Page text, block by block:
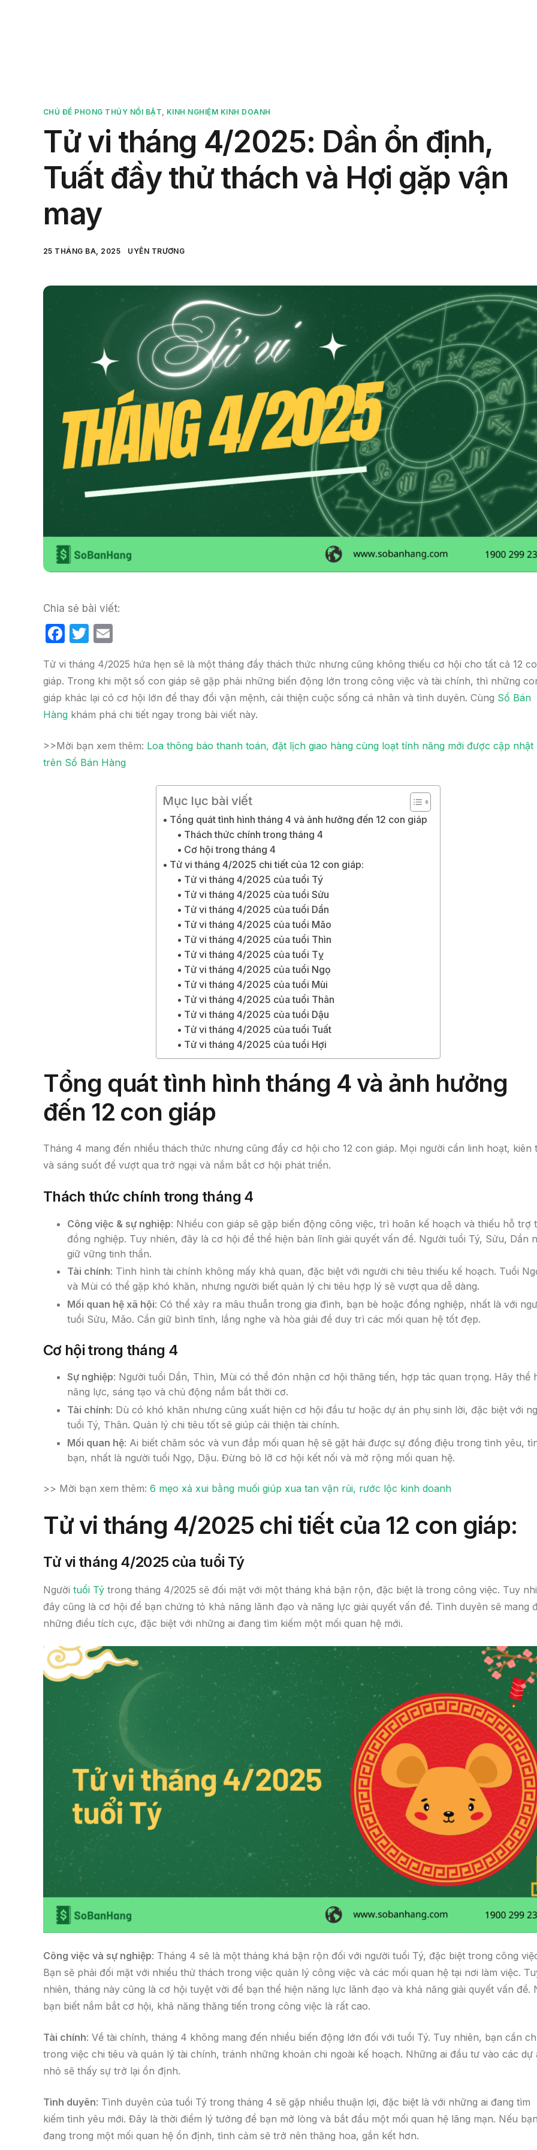
CHỦ ĐỀ PHONG THỦY NỔI BẬT, KINH NGHIỆM KINH DOANH
Tử vi tháng 4/2025: Dần ổn định,
Tuất đầy thử thách và Hợi gặp vận
may
25 THÁNG BA, 2025 UYÊN TRƯƠNG
Chia sẻ bài viết:
F
c
e
b
o
k
T
itt
er
ail
Tử vi tháng 4/2025 hứa hẹn sẽ là một tháng đầy thách thức nhưng cũng không thiếu cơ hội cho tất cả 12
giáp. Trong khi một số con giáp sẽ gặp phải những biến động lớn trong công việc và tài chính, thì những
giáp khác lại có cơ hội lớn để thay đổi vận mệnh, cải thiện cuộc sống cá nhân và tình duyên. Cùng Sổ Bán
Hàng khám phá chi tiết ngay trong bài viết này.
>>Mời bạn xem thêm: Loa thông báo thanh toán, đặt lịch giao hàng cùng loạt tính năng mới được cập nhật
trên Sổ Bán Hàng
Mục lục bài viết
Tổng quát tình hình tháng 4 và ảnh hưởng đến 12 con giáp
Thách thức chính trong tháng 4
Cơ hội trong tháng 4
Tử vi tháng 4/2025 chi tiết của 12 con giáp:
Tử vi tháng 4/2025 của tuổi Tý
Tử vi tháng 4/2025 của tuổi Sửu
Tử vi tháng 4/2025 của tuổi Dần
Tử vi tháng 4/2025 của tuổi Mão
Tử vi tháng 4/2025 của tuổi Thìn
Tử vi tháng 4/2025 của tuổi Tỵ
Tử vi tháng 4/2025 của tuổi Ngọ
Tử vi tháng 4/2025 của tuổi Mùi
Tử vi tháng 4/2025 của tuổi Thân
Tử vi tháng 4/2025 của tuổi Dậu
Tử vi tháng 4/2025 của tuổi Tuất
Tử vi tháng 4/2025 của tuổi Hợi
Tổng quát tình hình tháng 4 và ảnh hưởng
đến 12 con giáp
Tháng 4 mang đến nhiều thách thức nhưng cũng đầy cơ hội cho 12 con giáp. Mọi người cần linh hoạt, kiên
và sáng suốt để vượt qua trở ngại và nắm bắt cơ hội phát triển.
Thách thức chính trong tháng 4
Công việc & sự nghiệp: Nhiều con giáp sẽ gặp biến động công việc, trì hoãn kế hoạch và thiếu hỗ trợ
đồng nghiệp. Tuy nhiên, đây là cơ hội để thể hiện bản lĩnh giải quyết vấn đề. Người tuổi Tý, Sửu, Dần
giữ vững tinh thần.
Tài chính: Tình hình tài chính không mấy khả quan, đặc biệt với người chi tiêu thiếu kế hoạch. Tuổi
và Mùi có thể gặp khó khăn, nhưng người biết quản lý chi tiêu hợp lý sẽ vượt qua dễ dàng.
Mối quan hệ xã hội: Có thể xảy ra mâu thuẫn trong gia đình, bạn bè hoặc đồng nghiệp, nhất là với
tuổi Sửu, Mão. Cần giữ bình tĩnh, lắng nghe và hòa giải để duy trì các mối quan hệ tốt đẹp.
Cơ hội trong tháng 4
Sự nghiệp: Người tuổi Dần, Thìn, Mùi có thể đón nhận cơ hội thăng tiến, hợp tác quan trọng. Hãy thể
năng lực, sáng tạo và chủ động nắm bắt thời cơ.
Tài chính: Dù có khó khăn nhưng cũng xuất hiện cơ hội đầu tư hoặc dự án phụ sinh lời, đặc biệt với
tuổi Tý, Thân. Quản lý chi tiêu tốt sẽ giúp cải thiện tài chính.
Mối quan hệ: Ai biết chăm sóc và vun đắp mối quan hệ sẽ gặt hái được sự đồng điệu trong tình yêu,
bạn, nhất là người tuổi Ngọ, Dậu. Đừng bỏ lỡ cơ hội kết nối và mở rộng mối quan hệ.
>> Mời bạn xem thêm: 6 mẹo xả xui bằng muối giúp xua tan vận rủi, rước lộc kinh doanh
Tử vi tháng 4/2025 chi tiết của 12 con giáp:
Tử vi tháng 4/2025 của tuổi Tý
Người tuổi Tý trong tháng 4/2025 sẽ đối mặt với một tháng khá bận rộn, đặc biệt là trong công việc. Tuy
đây cũng là cơ hội để bạn chứng tỏ khả năng lãnh đạo và năng lực giải quyết vấn đề. Tình duyên sẽ mang
những điều tích cực, đặc biệt với những ai đang tìm kiếm một mối quan hệ mới.
Công việc và sự nghiệp: Tháng 4 sẽ là một tháng khá bận rộn đối với người tuổi Tý, đặc biệt trong công
Bạn sẽ phải đối mặt với nhiều thử thách trong việc quản lý công việc và các mối quan hệ tại nơi làm việc.
nhiên, tháng này cũng là cơ hội tuyệt vời để bạn thể hiện năng lực lãnh đạo và khả năng giải quyết vấn đề.
bạn biết nắm bắt cơ hội, khả năng thăng tiến trong công việc là rất cao.
Tài chính: Về tài chính, tháng 4 không mang đến nhiều biến động lớn đối với tuổi Tý. Tuy nhiên, bạn cần
trong việc chi tiêu và quản lý tài chính, tránh những khoản chi ngoài kế hoạch. Những ai đầu tư vào các dự
nhỏ sẽ thấy sự trở lại ổn định.
Tình duyên: Tình duyên của tuổi Tý trong tháng 4 sẽ gặp nhiều thuận lợi, đặc biệt là với những ai đang tìm
kiếm tình yêu mới. Đây là thời điểm lý tưởng để bạn mở lòng và bắt đầu một mối quan hệ lãng mạn. Nếu bạn
đang trong một mối quan hệ ổn định, tình cảm sẽ trở nên thăng hoa, gắn kết hơn.